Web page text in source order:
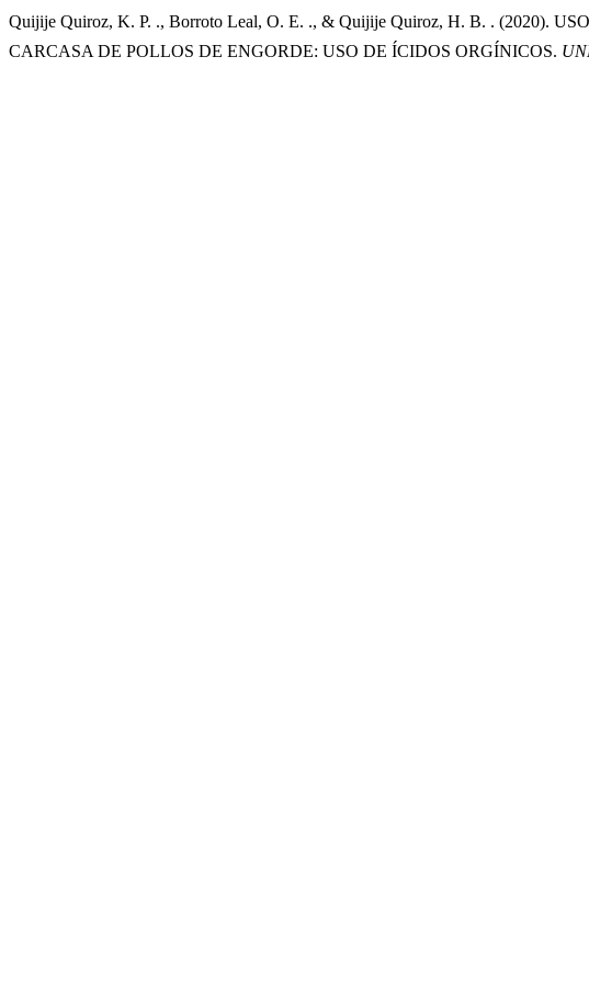
Quijije Quiroz, K. P. ., Borroto Leal, O. E. ., & Quijije Quiroz, H. B. . (2020).
CARCASA DE POLLOS DE ENGORDE: USO DE ÍCIDOS ORGÍNICOS.